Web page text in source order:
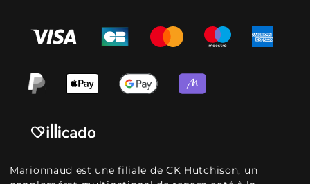
Marionnaud est une filiale de CK Hutchison, un